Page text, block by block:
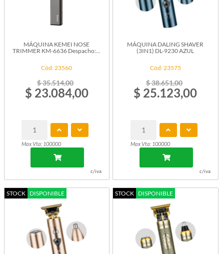
MÁQUINA KEMEI NOSE
TRIMMER KM-6636 Despacho:...
Cód: 23560
$ 35.514,00
$ 23.084,00
Max Vta: 100000
c/iva
MÁQUINA DALING SHAVER
(3IN1) DL-9230 AZUL
Cód: 23575
$ 38.651,00
$ 25.123,00
Max Vta: 100000
c/iva
STOCK DISPONIBLE STOCK DISPONIBLE